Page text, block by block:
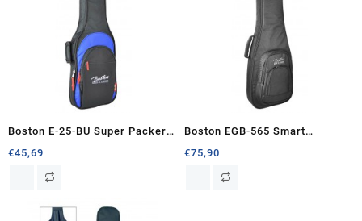
Boston E-25-BU Super Packer
gigbag voor elektrische gitaar
€45,69
Boston EGB-565 Smart
Luggage deluxe gigbag voor
elektrische gitaar
€75,90